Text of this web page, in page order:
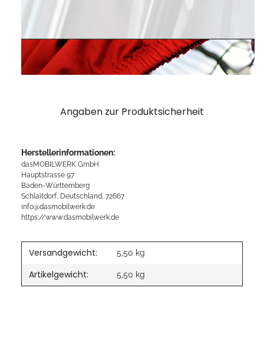
Angaben zur Produktsicherheit
Herstellerinformationen:
dasMOBILWERK GmbH
Hauptstrasse 97
Baden-Württemberg
Schlaitdorf, Deutschland, 72667
info@dasmobilwerk.de
https://www.dasmobilwerk.de
Versandgewicht: 5,50 kg
Artikelgewicht: 5,50 kg